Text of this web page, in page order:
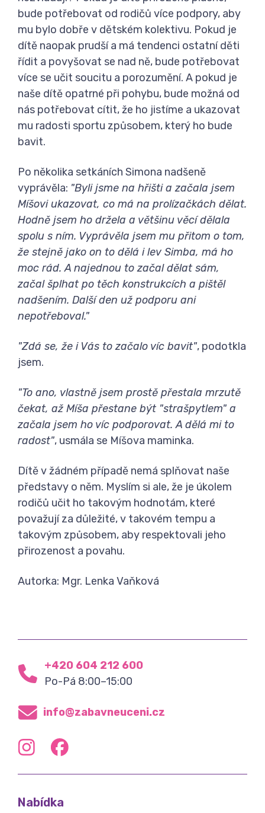
bude potřebovat od rodičů více podpory, aby
mu bylo dobře v dětském kolektivu. Pokud je
dítě naopak prudší a má tendenci ostatní děti
řídit a povyšovat se nad ně, bude potřebovat
více se učit soucitu a porozumění. A pokud je
naše dítě opatrné při pohybu, bude možná od
nás potřebovat cítit, že ho jistíme a ukazovat
mu radosti sportu způsobem, který ho bude
bavit.
Po několika setkáních Simona nadšeně
vyprávěla: "Byli jsme na hřišti a začala jsem
Míšovi ukazovat, co má na prolízačkách dělat.
Hodně jsem ho držela a většinu věcí dělala
spolu s ním. Vyprávěla jsem mu přitom o tom,
že stejně jako on to dělá i lev Simba, má ho
moc rád. A najednou to začal dělat sám,
začal šplhat po těch konstrukcích a pištěl
nadšením. Další den už podporu ani
nepotřeboval."
"Zdá se, že i Vás to začalo víc bavit", podotkla
jsem.
"To ano, vlastně jsem prostě přestala mrzutě
čekat, až Míša přestane být "strašpytlem" a
začala jsem ho víc podporovat. A dělá mi to
radost", usmála se Míšova maminka.
Dítě v žádném případě nemá splňovat naše
představy o něm. Myslím si ale, že je úkolem
rodičů učit ho takovým hodnotám, které
považují za důležité, v takovém tempu a
takovým způsobem, aby respektovali jeho
přirozenost a povahu.
Autorka: Mgr. Lenka Vaňková
+420 604 212 600
Po-Pá 8:00–15:00
info@zabavneuceni.cz
Nabídka